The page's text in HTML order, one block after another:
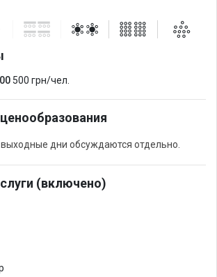
500 грн/чел.
дни обсуждаются отдельно.
(включено)